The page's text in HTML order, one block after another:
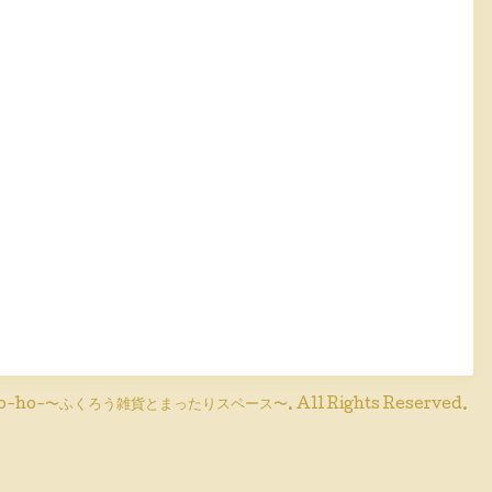
ho-〜ふくろう雑貨とまったりスペース〜. All Rights Reserved.